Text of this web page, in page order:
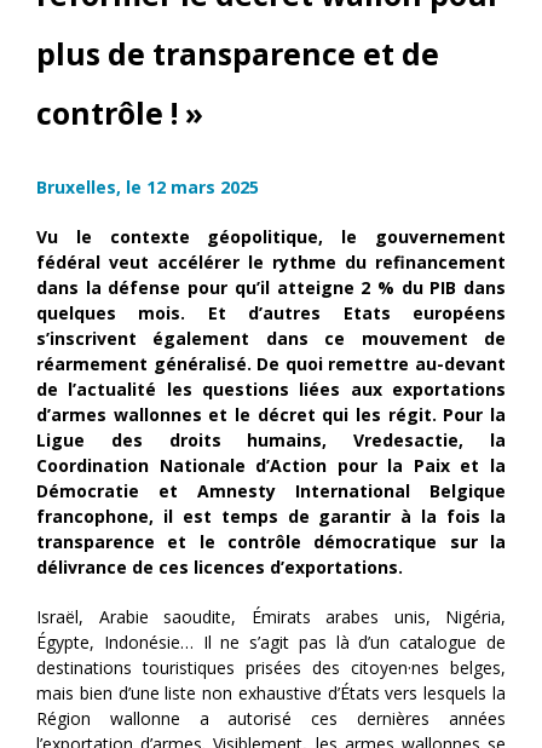
plus de transparence et de
contrôle ! »
Bruxelles, le 12 mars 2025
Vu le contexte géopolitique, le gouvernement
fédéral veut accélérer le rythme du refinancement
dans la défense pour qu’il atteigne 2 % du PIB dans
quelques mois. Et d’autres Etats européens
s’inscrivent également dans ce mouvement de
réarmement généralisé. De quoi remettre au-devant
de l’actualité les questions liées aux exportations
d’armes wallonnes et le décret qui les régit. Pour la
Ligue des droits humains, Vredesactie, la
Coordination Nationale d’Action pour la Paix et la
Démocratie et Amnesty International Belgique
francophone, il est temps de garantir à la fois la
transparence et le contrôle démocratique sur la
délivrance de ces licences d’exportations.
Israël, Arabie saoudite, Émirats arabes unis, Nigéria,
Égypte, Indonésie… Il ne s’agit pas là d’un catalogue de
destinations touristiques prisées des citoyen·nes belges,
mais bien d’une liste non exhaustive d’États vers lesquels la
Région wallonne a autorisé ces dernières années